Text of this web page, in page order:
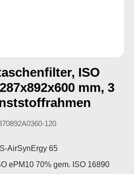
ISO
mm, 3
120
AirSynErgy 65
ePM10 70% gem. ISO 16890